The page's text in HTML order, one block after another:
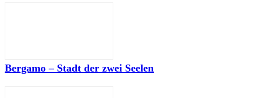
Bergamo – Stadt der zwei Seelen